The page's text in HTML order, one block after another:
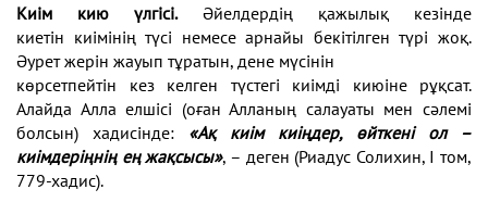
Киім кию үлгісі.Әйелдердің қажылық кезінде
киетін киімінің түсі немесе арнайы бекітілген түрі жоқ.
Әуретжерін жауып тұратын, дене мүсінін
көрсетпейтін кез келген түстегі киімді киюіне рұқсат.
Алайда Аллаелшісі (оған Алланың салауаты менсәлемі
болсын) хадисінде: «Ақ киім киіңдер, өйткені ол –
киімдеріңнің ең жақсысы», – деген (Риадус Солихин, І том,
779-хадис).